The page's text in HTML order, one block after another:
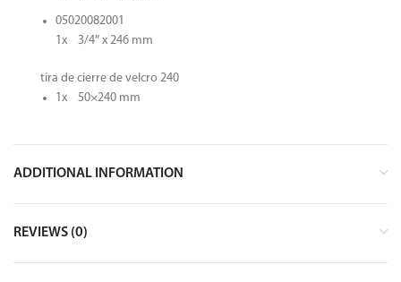
05020082001
1x 3/4″ x 246 mm
tira de cierre de velcro 240
1x 50×240 mm
ADDITIONAL INFORMATION
REVIEWS (0)